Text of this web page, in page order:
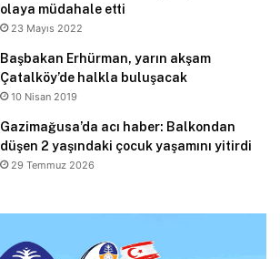
olaya müdahale etti
23 Mayıs 2022
Başbakan Erhürman, yarın akşam
Çatalköy’de halkla buluşacak
10 Nisan 2019
Gazimağusa’da acı haber: Balkondan
düşen 2 yaşındaki çocuk yaşamını yitirdi
29 Temmuz 2026